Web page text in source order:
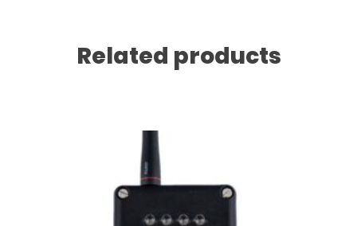
Related products